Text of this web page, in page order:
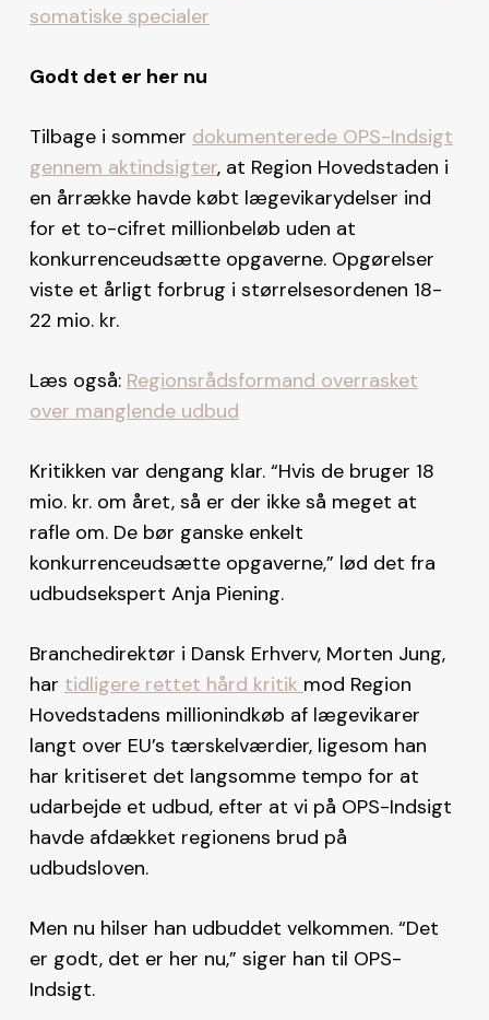
somatiske specialer
Godt det er her nu
Tilbage i sommer dokumenterede OPS-Indsigt
gennem aktindsigter, at Region Hovedstaden i
en årrække havde købt lægevikarydelser ind
for et to-cifret millionbeløb uden at
konkurrenceudsætte opgaverne. Opgørelser
viste et årligt forbrug i størrelsesordenen 18-
22 mio. kr.
Læs også: Regionsrådsformand overrasket
over manglende udbud
Kritikken var dengang klar. “Hvis de bruger 18
mio. kr. om året, så er der ikke så meget at
rafle om. De bør ganske enkelt
konkurrenceudsætte opgaverne,” lød det fra
udbudsekspert Anja Piening.
Branchedirektør i Dansk Erhverv, Morten Jung,
har tidligere rettet hård kritik mod Region
Hovedstadens millionindkøb af lægevikarer
langt over EU’s tærskelværdier, ligesom han
har kritiseret det langsomme tempo for at
udarbejde et udbud, efter at vi på OPS-Indsigt
havde afdækket regionens brud på
udbudsloven.
Men nu hilser han udbuddet velkommen. “Det
er godt, det er her nu,” siger han til OPS-
Indsigt.